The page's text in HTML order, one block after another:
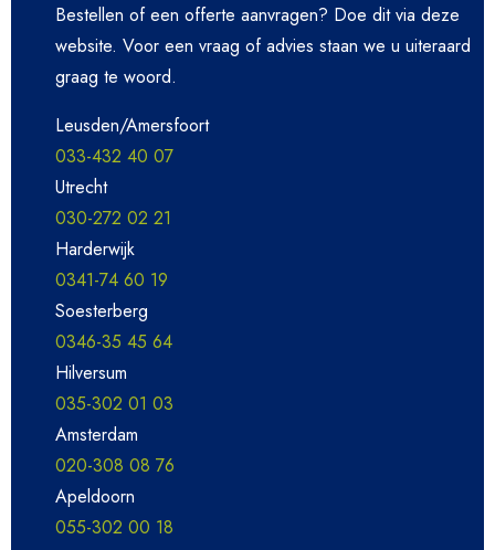
Bestellen of een offerte aanvragen? Doe dit via deze
website. Voor een vraag of advies staan we u uiteraard
graag te woord.
Leusden/Amersfoort
033-432 40 07
Utrecht
030-272 02 21
Harderwijk
0341-74 60 19
Soesterberg
0346-35 45 64
Hilversum
035-302 01 03
Amsterdam
020-308 08 76
Apeldoorn
055-302 00 18